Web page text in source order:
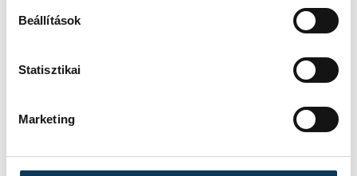
Beállítások
Statisztikai
Marketing
PUSKÁS AKADÉMIA FC II
IDŐPONT
EREDMÉNY